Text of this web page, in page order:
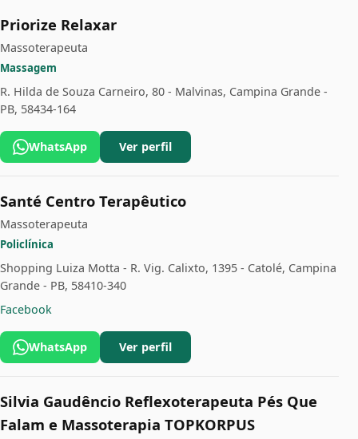
Priorize Relaxar
Massoterapeuta
Massagem
R. Hilda de Souza Carneiro, 80 - Malvinas, Campina Grande -
PB, 58434-164
WhatsApp Ver perfil
Santé Centro Terapêutico
Massoterapeuta
Policlínica
Shopping Luiza Motta - R. Vig. Calixto, 1395 - Catolé, Campina
Grande - PB, 58410-340
Facebook
WhatsApp Ver perfil
Silvia Gaudêncio Reflexoterapeuta Pés Que
Falam e Massoterapia TOPKORPUS